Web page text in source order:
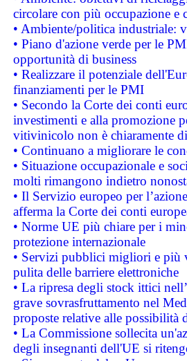
circolare con più occupazione e
• Ambiente/politica industriale:
• Piano d'azione verde per le
opportunità di business
• Realizzare il potenziale
finanziamenti per le PMI
• Secondo la Corte dei conti
investimenti e alla promozione
vitivinicolo non è chiaramente
• Continuano a migliorare le
• Situazione occupazionale e
molti rimangono indietro
• Il Servizio europeo per
afferma la Corte dei conti
• Norme UE più chiare per i
protezione internazionale
• Servizi pubblici migliori e più
pulita delle barriere elettroniche
• La ripresa degli stock ittici
grave sovrasfruttamento nel
proposte relative alle possibilità
• La Commissione sollecita
degli insegnanti dell'UE si